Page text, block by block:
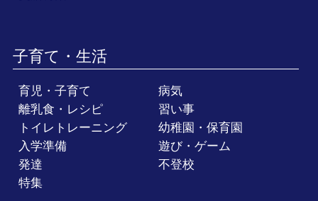
子育て・生活
育児・子育て
病気
離乳食・レシピ
習い事
トイレトレーニング
幼稚園・保育園
入学準備
遊び・ゲーム
発達
不登校
特集